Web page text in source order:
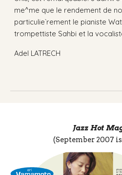
me^me que le rendement de
particulie`rement le pianiste
trompettiste Sahbi et la
Adel LATRECH
Jazz Hot
(September 2007